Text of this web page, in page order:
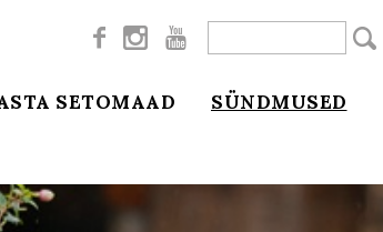
  
SETOMAAD SÜNDMUSED